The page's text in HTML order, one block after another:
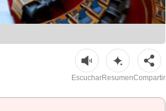
EscucharResumenCompartir